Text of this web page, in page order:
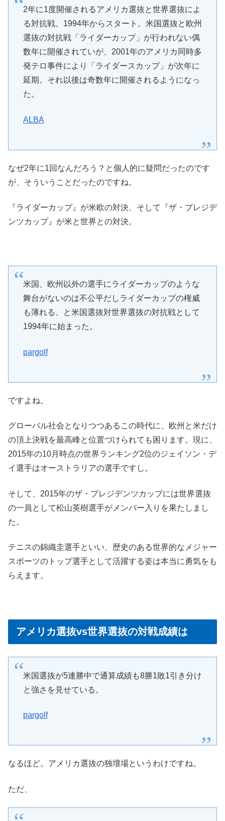
2年に1度開催されるアメリカ選抜と世界選抜によ
る対抗戦。1994年からスタート。米国選抜と欧州
選抜の対抗戦「ライダーカップ」が行われない偶
数年に開催されていが、2001年のアメリカ同時多
発テロ事件により「ライダースカップ」が次年に
延期。それ以後は奇数年に開催されるようになっ
た。
ALBA
なぜ2年に1回なんだろう？と個人的に疑問だったのです
が、そういうことだったのですね。
『ライダーカップ』が米欧の対決、そして『ザ・プレジデ
ンツカップ』が米と世界との対決。
米国、欧州以外の選手にライダーカップのような
舞台がないのは不公平だしライダーカップの権威
も薄れる、と米国選抜対世界選抜の対抗戦として
1994年に始まった。
pargolf
ですよね。
グローバル社会となりつつあるこの時代に、欧州と米だけ
の頂上決戦を最高峰と位置づけられても困ります。現に、
2015年の10月時点の世界ランキング2位のジェイソン・デ
イ選手はオーストラリアの選手ですし。
そして、2015年のザ・プレジデンツカップには世界選抜
の一員として松山英樹選手がメンバー入りを果たしまし
た。
テニスの錦織圭選手といい、歴史のある世界的なメジャー
スポーツのトップ選手として活躍する姿は本当に勇気をも
らえます。
アメリカ選抜vs世界選抜の対戦成績は
米国選抜が5連勝中で通算成績も8勝1敗1引き分け
と強さを見せている。
pargolf
なるほど。アメリカ選抜の独壇場というわけですね。
ただ、